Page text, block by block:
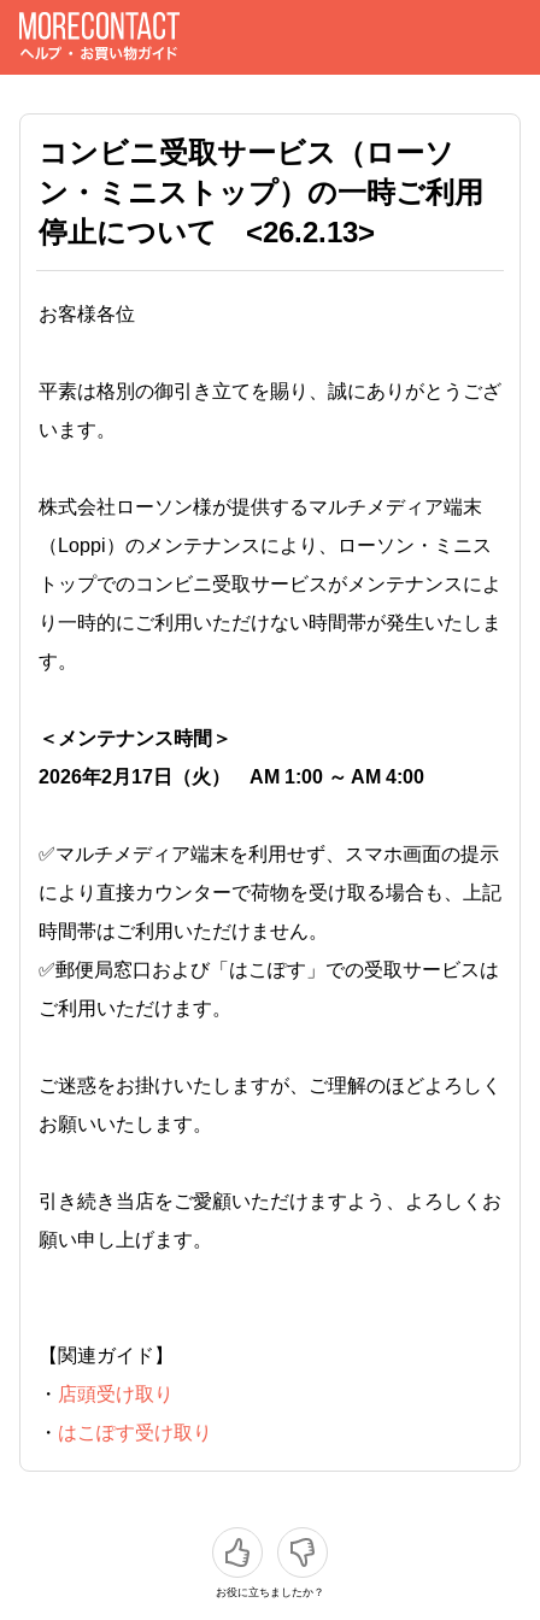
コンビニ受取サービス（ローソ
ン・ミニストップ）の一時ご利用
停止について <26.2.13>
お客様各位
平素は格別の御引き立てを賜り、誠にありがとうござ
います。
株式会社ローソン様が提供するマルチメディア端末
（Loppi）のメンテナンスにより、ローソン・ミニス
トップでのコンビニ受取サービスがメンテナンスによ
り一時的にご利用いただけない時間帯が発生いたしま
す。
＜メンテナンス時間＞
2026年2月17日（火） AM 1:00 ～ AM 4:00
✅マルチメディア端末を利用せず、スマホ画面の提示
により直接カウンターで荷物を受け取る場合も、上記
時間帯はご利用いただけません。
✅郵便局窓口および「はこぽす」での受取サービスは
ご利用いただけます。
ご迷惑をお掛けいたしますが、ご理解のほどよろしく
お願いいたします。
引き続き当店をご愛顧いただけますよう、よろしくお
願い申し上げます。
【関連ガイド】
・ 店頭受け取り
・ はこぽす受け取り
お役に立ちましたか？